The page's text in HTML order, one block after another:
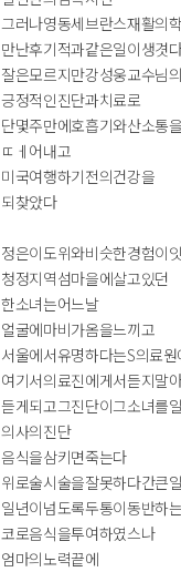
그러나영동세브란스재활의
만난후기적과같은일이생겻
잘은모르지만강성웅교수님
긍정적인진단과치료로
단몇주만에호흡기와산소통
ㄸㅔ어내고
미국여행하기전의건강을
되찾았다
정은이도위와비슷한경험이
청정지역섬마을에살고있던
한소녀는어느날
얼굴에마비가옴을느끼고
서울에서유명하다는S의료
여기서의료진에게서듣지말
듣게되고그진단이그소녀를
의사의진단
음식을삼키면죽는다
위로술시술을잘못하다간큰
일년이넘도록두통이동반하
코로음식을투여하였스나
엄마의노력끝에